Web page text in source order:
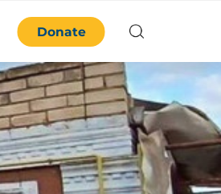
Donate